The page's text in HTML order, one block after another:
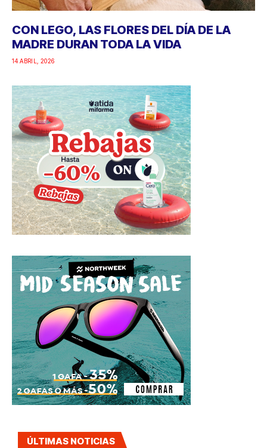
CON LEGO, LAS FLORES DEL DÍA DE LA
MADRE DURAN TODA LA VIDA
14 ABRIL, 2026
ÚLTIMAS NOTICIAS